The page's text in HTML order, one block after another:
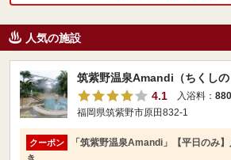
人気の施設
筑紫野温泉Amandi（ちくしの
4.1
入浴料：
福岡県筑紫野市原田832-1
クーポン
「筑紫野温泉Amandi」【平日のみ